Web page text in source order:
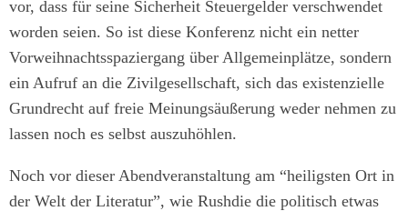
vor, dass für seine Sicherheit Steuergelder verschwendet
worden seien. So ist diese Konferenz nicht ein netter
Vorweihnachtsspaziergang über Allgemeinplätze, sondern
ein Aufruf an die Zivilgesellschaft, sich das existenzielle
Grundrecht auf freie Meinungsäußerung weder nehmen zu
lassen noch es selbst auszuhöhlen.
Noch vor dieser Abendveranstaltung am “heiligsten Ort in
der Welt der Literatur”, wie Rushdie die politisch etwas